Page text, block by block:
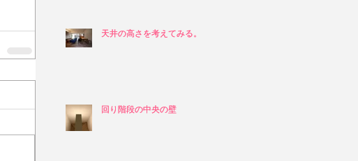
天井の高さを考えてみる。
回り階段の中央の壁
天井の高さを考えてみる。
回り階段の中央の壁